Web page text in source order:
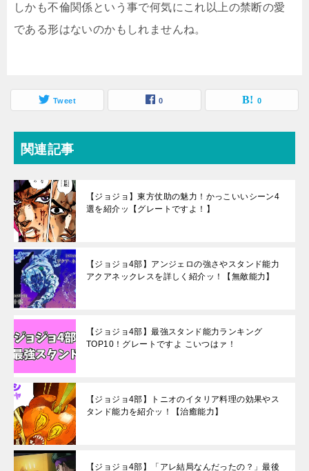
しかも不倫関係という事で何気にこれ以上の禁断の愛
である形はないのかもしれませんね。
Tweet 0 0
関連記事
【ジョジョ】東方仗助の魅力！かっこいいシーン4
選を紹介ッ【グレートですよ！】
【ジョジョ4部】アンジェロの強さやスタンド能力
アクアネックレスを詳しく紹介ッ！【無敵能力】
【ジョジョ4部】最強スタンド能力ランキング
TOP10！グレートですよ こいつはァ！
【ジョジョ4部】トニオのイタリア料理の効果やス
タンド能力を紹介ッ！【治癒能力】
【ジョジョ4部】「アレ結局なんだったの？」最後